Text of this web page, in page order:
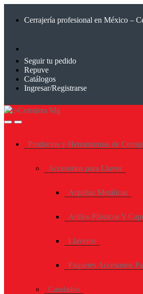
Cerrajería profesional en México –
Seguir tu pedido
Repuve
Catálogos
Ingresar/Registrarse
Productos y Herramientas de
Accesorios para Llaves
Argollas Metálicas
Arillos Plásticos Y
Llaveros
Paquetes Accesorios
Candados